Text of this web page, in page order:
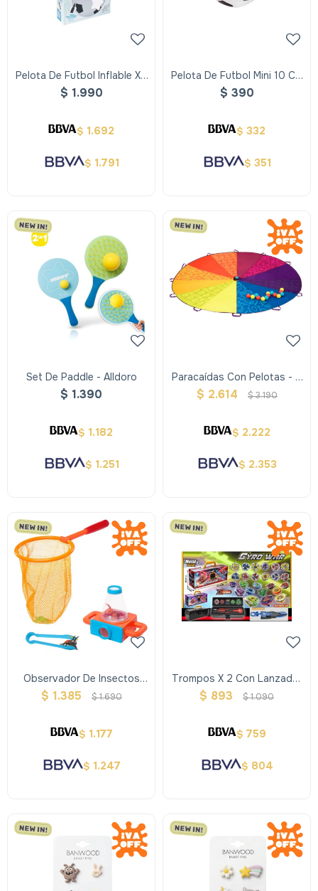
Pelota De Futbol Inflable Xxl
- Alldoro
$ 1.990
$ 1.692
$ 1.791
Pelota De Futbol Mini 10 Cm
Color Blanco Y Negro -
$ 390
$ 332
$ 351
Set De Paddle - Alldoro
$ 1.390
$ 1.182
$ 1.251
Paracaídas Con Pelotas - B
Toys
$ 2.614 $3.190
$ 2.222
$ 2.353
Observador De Insectos
9pcs
$ 1.385 $1.690
$ 1.177
$ 1.247
Trompos X 2 Con Lanzador
En Valija
$ 893 $1.090
$ 759
$ 804